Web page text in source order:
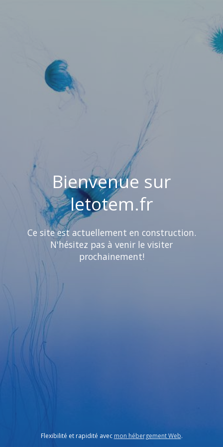
Bienvenue sur
letotem.fr
Ce site est actuellement en construction.
N'hésitez pas à venir le visiter
prochainement!
Flexibilité et rapidité avec mon hébergement Web.